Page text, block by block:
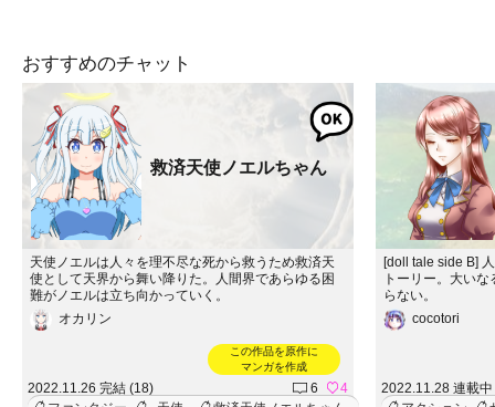
おすすめのチャット
救済天使ノエルちゃん
天使ノエルは人々を理不尽な死から救うため救済天
使として天界から舞い降りた。人間界であらゆる困
難がノエルは立ち向かっていく。
オカリン
この作品を原作に
マンガを作成
2022.11.26 完結 (18) 6
4
[doll tale side B]
トーリー。大い
らない。
cocotori
2022.11.28 連載